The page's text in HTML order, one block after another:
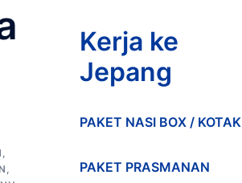
Kerja ke
Jepang
PAKET NASI BOX / KOTAK
PAKET PRASMANAN